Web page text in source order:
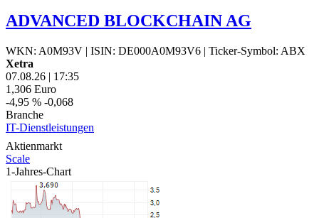
ADVANCED BLOCKCHAIN AG
WKN: A0M93V | ISIN: DE000A0M93V6 | Ticker-Symbol: ABX
Xetra
07.08.26 | 17:35
1,306 Euro
-4,95 % -0,068
Branche
IT-Dienstleistungen
Aktienmarkt
Scale
1-Jahres-Chart